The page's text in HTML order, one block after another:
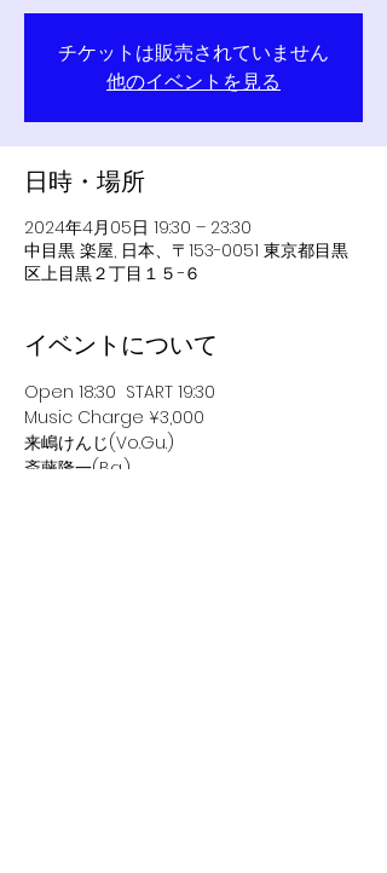
チケットは販売されていません
他のイベントを見る
日時・場所
2024年4月05日 19:30 – 23:30
中目黒 楽屋, 日本、〒153-0051 東京都目黒
区上目黒２丁目１５−６
イベントについて
Open 18:30  START 19:30
Music Charge ¥3,000
来嶋けんじ(Vo.Gu.)
斎藤隆一(Ba.)